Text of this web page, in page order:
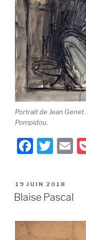
Portrait de Jean
Pompidou.
F
c
e
o
T
tt
er
E
PUBLIÉ
LE
19 JUIN 2018
Blaise Pascal